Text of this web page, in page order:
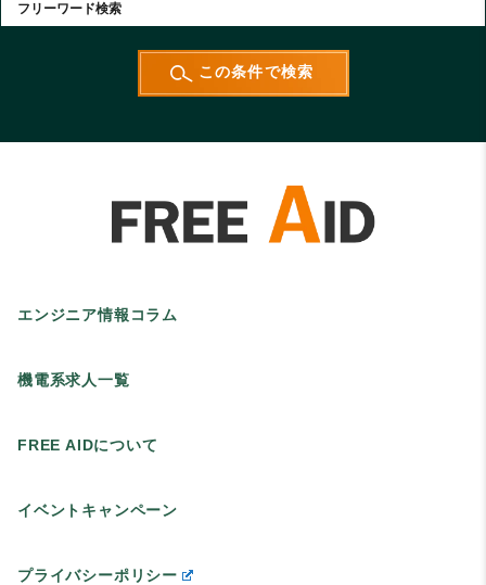
エンジニア情報コラム
機電系求人一覧
FREE AIDについて
イベントキャンペーン
プライバシーポリシー